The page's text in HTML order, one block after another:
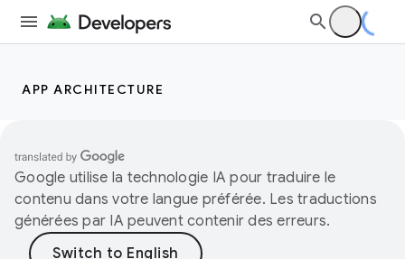
APP ARCHITECTURE
Google utilise la technologie IA pour traduire le
contenu dans votre langue préférée. Les traductions
générées par IA peuvent contenir des erreurs.